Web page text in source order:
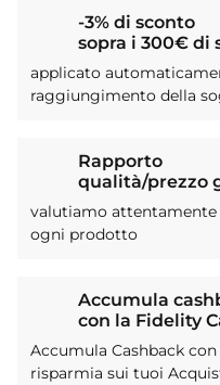
-3% di sconto
sopra i 300€ di
applicato
raggiungimento della
Rapporto
qualità/prezzo
valutiamo attentamente
ogni prodotto
Accumula
con la Fidelity
Accumula Cashback con
risparmia sui tuoi